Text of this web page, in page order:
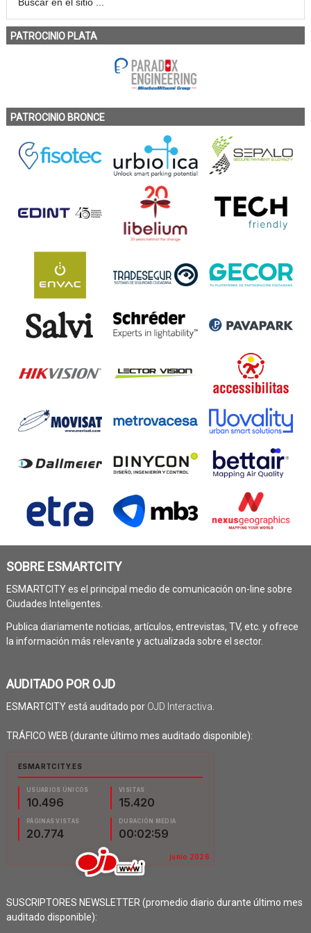
PATROCINIO PLATA
PATROCINIO BRONCE
SOBRE ESMARTCITY
ESMARTCITY es el principal medio de comunicación on-line sobre
Ciudades Inteligentes.
Publica diariamente noticias, artículos, entrevistas, TV, etc. y ofrece
la información más relevante y actualizada sobre el sector.
AUDITADO POR OJD
ESMARTCITY está auditado por OJD Interactiva.
TRÁFICO WEB (durante último mes auditado disponible):
SUSCRIPTORES NEWSLETTER (promedio diario durante último mes
auditado disponible):